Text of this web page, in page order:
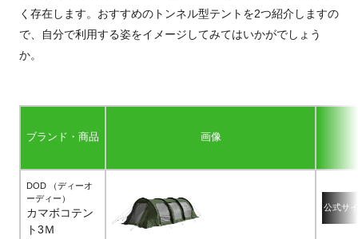
く存在します。おすすめのトンネル型テントを2つ紹介しますの
で、自分で利用する姿をイメージしてみてはいかがでしょう
か。
ブランド・商品 画像
DOD （ディーオ
ーディー）
カマボコテン
ト3Ｍ
公式サ